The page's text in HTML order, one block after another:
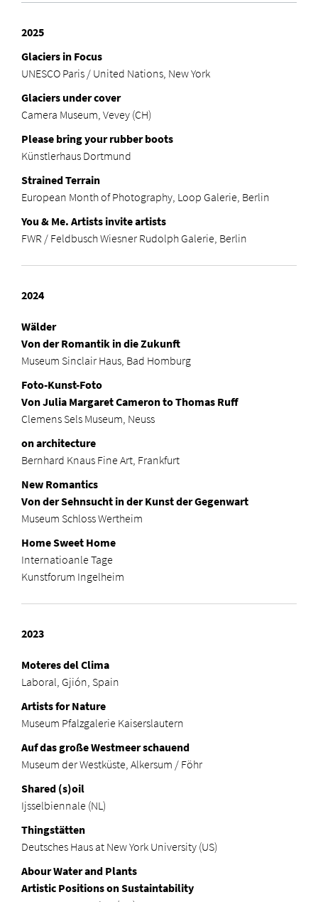
2025
Glaciers in Focus
UNESCO Paris / United Nations, New York
Glaciers under cover
Camera Museum, Vevey (CH)
Please bring your rubber boots
Künstlerhaus Dortmund
Strained Terrain
European Month of Photography, Loop Galerie, Berlin
You & Me. Artists invite artists
FWR / Feldbusch Wiesner Rudolph Galerie, Berlin
2024
Wälder
Von der Romantik in die Zukunft
Museum Sinclair Haus, Bad Homburg
Foto-Kunst-Foto
Von Julia Margaret Cameron to Thomas Ruff
Clemens Sels Museum, Neuss
on architecture
Bernhard Knaus Fine Art, Frankfurt
New Romantics
Von der Sehnsucht in der Kunst der Gegenwart
Museum Schloss Wertheim
Home Sweet Home
Internatioanle Tage
Kunstforum Ingelheim
2023
Moteres del Clima
Laboral, Gjión, Spain
Artists for Nature
Museum Pfalzgalerie Kaiserslautern
Auf das große Westmeer schauend
Museum der Westküste, Alkersum / Föhr
Shared (s)oil
Ijsselbiennale (NL)
Thingstätten
Deutsches Haus at New York University (US)
Abour Water and Plants
Artistic Positions on Sustaintability